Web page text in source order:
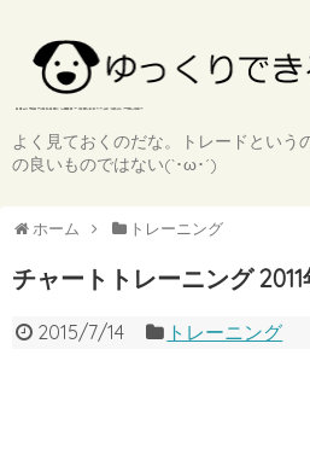
よく見ておくのだな。トレードという
の良いものではない(`･ω･´)
ホーム トレーニング
チャートトレーニング 2011
2015/7/14 トレーニング